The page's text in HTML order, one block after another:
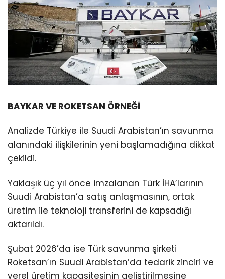
BAYKAR VE ROKETSAN ÖRNEĞİ
Analizde Türkiye ile Suudi Arabistan’ın savunma
alanındaki ilişkilerinin yeni başlamadığına dikkat
çekildi.
Yaklaşık üç yıl önce imzalanan Türk İHA’larının
Suudi Arabistan’a satış anlaşmasının, ortak
üretim ile teknoloji transferini de kapsadığı
aktarıldı.
Şubat 2026’da ise Türk savunma şirketi
Roketsan’ın Suudi Arabistan’da tedarik zinciri ve
yerel üretim kapasitesinin geliştirilmesine